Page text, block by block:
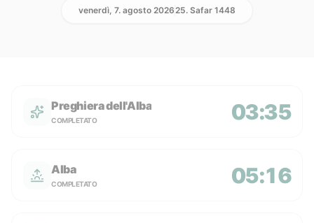
venerdì, 7. agosto 202625. Safar 1448
Preghiera dell'Alba
COMPLETATO 03:35
Alba
COMPLETATO 05:16